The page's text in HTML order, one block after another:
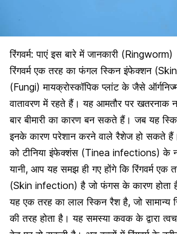
रिंगवर्म: पाएं इस बारे में जानकारी (Ringworm)
रिंगवर्म एक तरह काफंगल स्किन इंफेक्शन
(Fungi) मायक्रोस्कॉपिक प्लांट के जैसे
वातावरण में रहते हैं। यह आमतौर पर खतरनाक
बार बीमारी का कारण बन सकते हैं। जब यह
इनके कारण परेशान करने वाले रैशेज हो सकते
को टीनिया इंफेक्शंस (Tinea infections) के
यानी, आप यह समझ ही गए होंगे कि रिंगवर्म एक
(Skin infection) है जो फंगस के कारण होता
यह एक तरह का लाल स्किन रैश है, जो सामान्य
की तरह होता है । यह समस्या कवक के द्वारा